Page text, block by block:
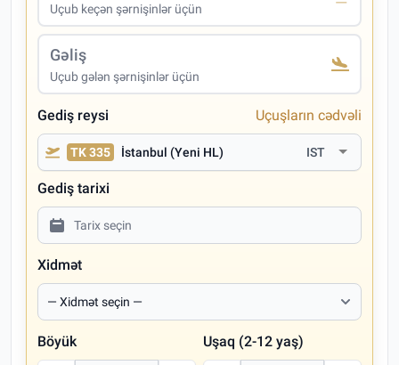
Uçub keçən şərnişinlər üçün
Gəliş
Uçub gələn şərnişinlər üçün
Gediş reysi Uçuşların cədvəli
TK 335 İstanbul (Yeni HL) IST
Gediş tarixi
Xidmət
Böyük Uşaq (2-12 yaş)